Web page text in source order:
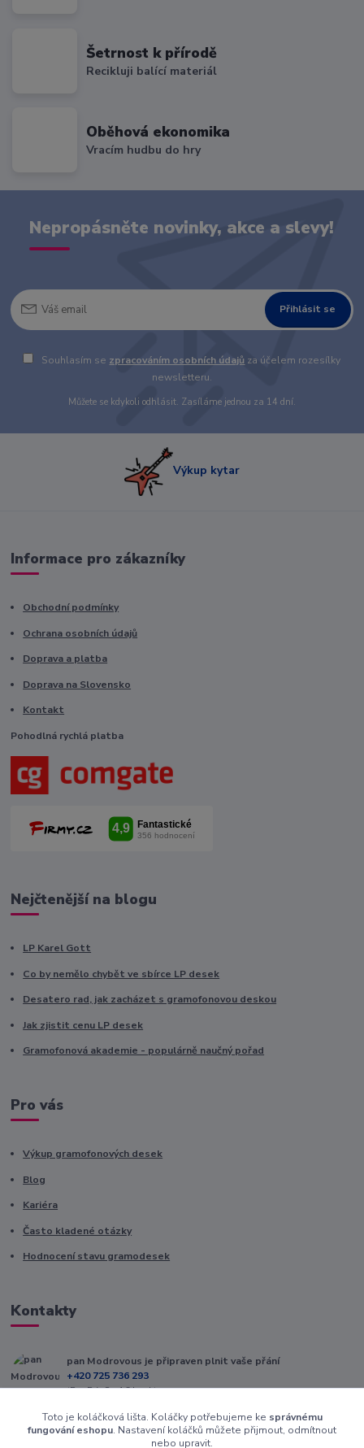
Šetrnost k přírodě
Recikluji balící materiál
Oběhová ekonomika
Vracím hudbu do hry
Nepropásněte novinky, akce a slevy!
Přihlásit se
Souhlasím se zpracováním osobních údajů za účelem rozesílky
newsletteru.
Můžete se kdykoli odhlásit. Zasíláme jednou za 14 dní.
Výkup kytar
Informace pro zákazníky
Obchodní podmínky
Ochrana osobních údajů
Doprava a platba
Doprava na Slovensko
Kontakt
Pohodlná rychlá platba
Nejčtenější na blogu
LP Karel Gott
Co by nemělo chybět ve sbírce LP desek
Desatero rad, jak zacházet s gramofonovou deskou
Jak zjistit cenu LP desek
Gramofonová akademie - populárně naučný pořad
Pro vás
Výkup gramofonových desek
Blog
Kariéra
Často kladené otázky
Hodnocení stavu gramodesek
Kontakty
pan Modrovous je připraven plnit vaše přání
+420 725 736 293
(Po-Pá, 8 - 16 hod.)
info@modrovous.cz
Toto je koláčková lišta. Koláčky potřebujeme ke správnému
fungování eshopu. Nastavení koláčků můžete přijmout, odmítnout
nebo upravit.